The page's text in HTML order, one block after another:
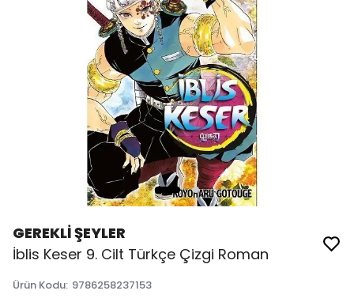
GEREKLİ ŞEYLER
İblis Keser 9. Cilt Türkçe Çizgi Roman
Ürün Kodu: 9786258237153